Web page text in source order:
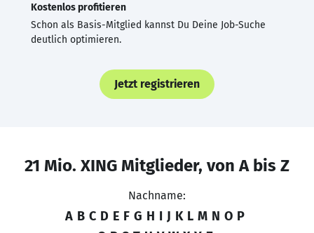
Kostenlos profitieren
Schon als Basis-Mitglied kannst Du Deine Job-Suche
deutlich optimieren.
Jetzt registrieren
21 Mio. XING Mitglieder, von A bis Z
Nachname:
A B C D E F G H I J K L M N O P